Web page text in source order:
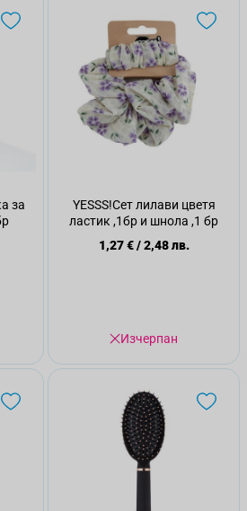
за
YESSS!Сет лилави цветя
ластик ,1бр и шнола ,1 бр
1,27 €/2,48 лв.
Изчерпан